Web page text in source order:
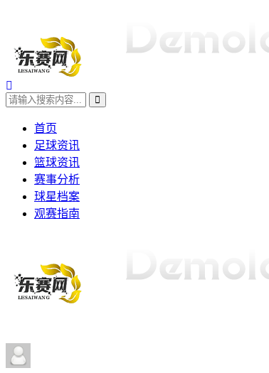
首页
足球资讯
篮球资讯
赛事分析
球星档案
观赛指南